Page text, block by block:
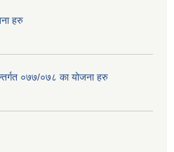
हरु
०७७/०७८ का योजना हरु